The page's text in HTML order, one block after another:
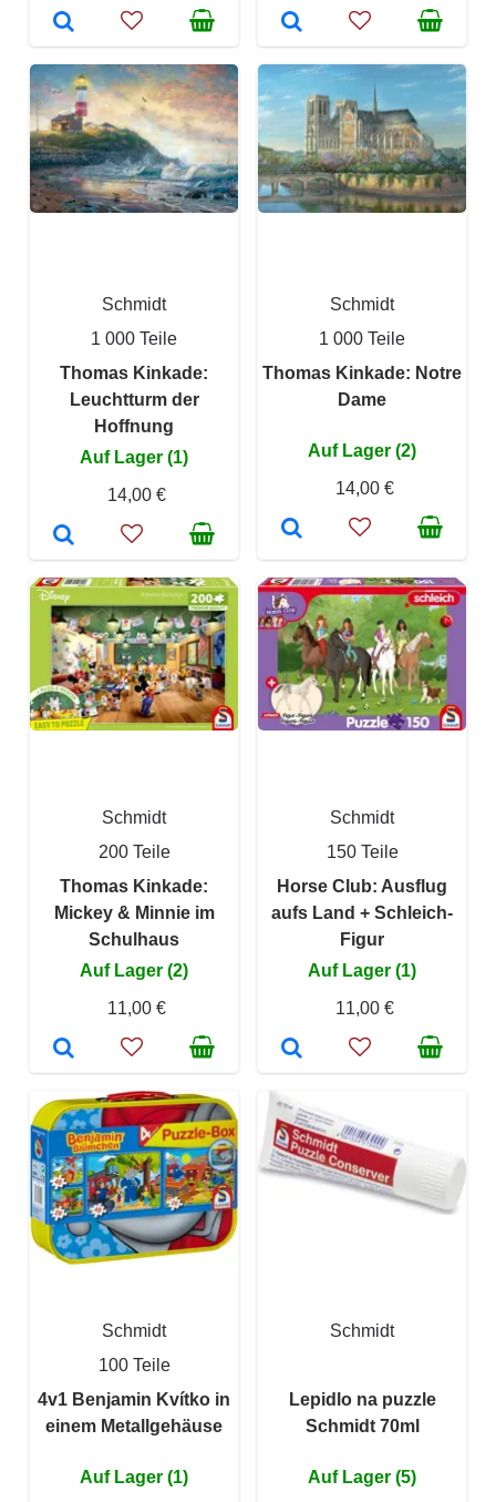
Schmidt
1 000 Teile
Thomas Kinkade:
Leuchtturm der
Hoffnung
Auf Lager (1)
14,00 €
Schmidt
1 000 Teile
Thomas Kinkade: Notre
Dame
Auf Lager (2)
14,00 €
Schmidt
200 Teile
Thomas Kinkade:
Mickey & Minnie im
Schulhaus
Auf Lager (2)
11,00 €
Schmidt
150 Teile
Horse Club: Ausflug
aufs Land + Schleich-
Figur
Auf Lager (1)
11,00 €
Schmidt
100 Teile
4v1 Benjamin Kvítko in
einem Metallgehäuse
Auf Lager (1)
Schmidt
Lepidlo na puzzle
Schmidt 70ml
Auf Lager (5)